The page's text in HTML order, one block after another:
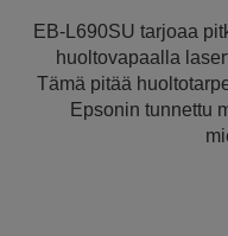
EB-L690SU tarjoaa
huoltovapaalla
Tämä pitää
Epsonin tunnettu